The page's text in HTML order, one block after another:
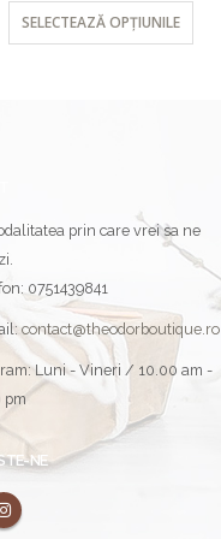
SELECTEAZĂ OPȚIUNILE
prin care vrei sa ne
0751439841
contact@theodorboutique.ro
Luni - Vineri / 10.00 am -
pm
NE